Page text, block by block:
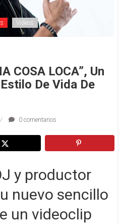
Videos
COSA LOCA”, Un
De Vida De
0 comentarios
y productor
nuevo sencillo
un videoclip